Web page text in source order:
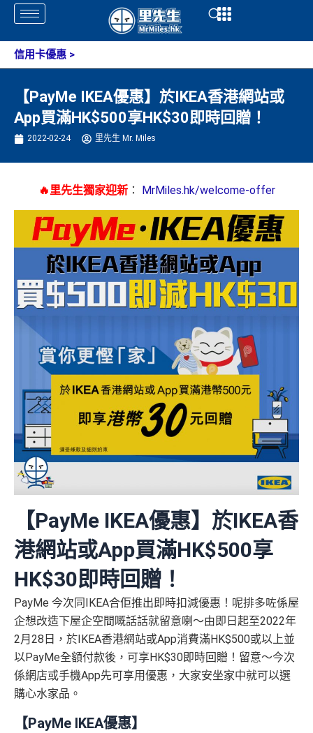
Skip
content
Open
信用卡優惠 >
【PayMe IKEA優惠】於IKEA香港網站或
App買滿HK$500享HK$30即時回贈！
2022-02-24 里先生 Mr. Miles
🔥里先生獨家迎新： MrMiles.hk/welcome-offer
【PayMe IKEA優惠】於IKEA香
港網站或App買滿HK$500享
HK$30即時回贈！
PayMe 今次同IKEA合佢推出即時扣減優惠！呢排多咗係屋
企想改造下屋企空間嘅話話就留意喇～由即日起至2022年
2月28日，於IKEA香港網站或App消費滿HK$500或以上並
以PayMe全額付款後，可享HK$30即時回贈！留意～今次
係網店或手機App先可享用優惠，大家安坐家中就可以選
購心水家品。
【PayMe IKEA優惠】